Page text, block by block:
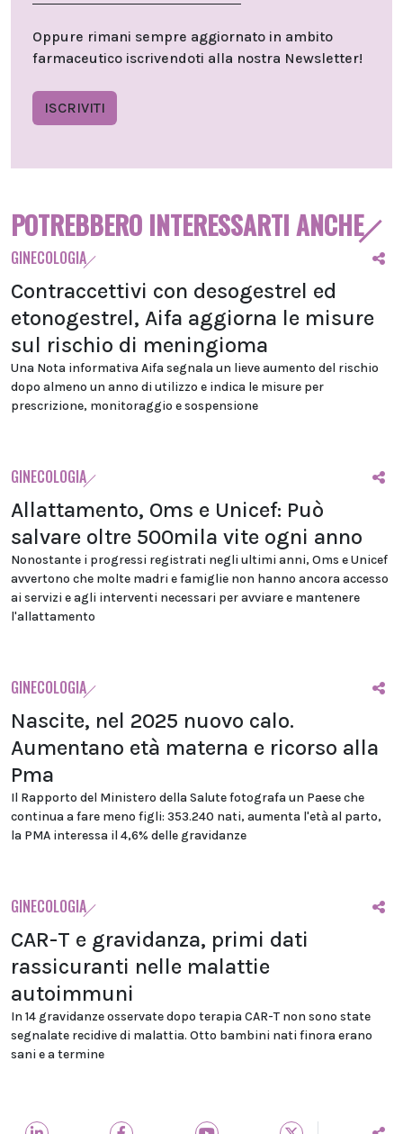
Oppure rimani sempre aggiornato in ambito
farmaceutico iscrivendoti alla nostra Newsletter!
ISCRIVITI
POTREBBERO INTERESSARTI ANCHE
GINECOLOGIA
Contraccettivi con desogestrel ed
etonogestrel, Aifa aggiorna le misure
sul rischio di meningioma
Una Nota informativa Aifa segnala un lieve aumento del rischio
dopo almeno un anno di utilizzo e indica le misure per
prescrizione, monitoraggio e sospensione
GINECOLOGIA
Allattamento, Oms e Unicef: Può
salvare oltre 500mila vite ogni anno
Nonostante i progressi registrati negli ultimi anni, Oms e Unicef
avvertono che molte madri e famiglie non hanno ancora accesso
ai servizi e agli interventi necessari per avviare e mantenere
l'allattamento
GINECOLOGIA
Nascite, nel 2025 nuovo calo.
Aumentano età materna e ricorso alla
Pma
Il Rapporto del Ministero della Salute fotografa un Paese che
continua a fare meno figli: 353.240 nati, aumenta l'età al parto,
la PMA interessa il 4,6% delle gravidanze
GINECOLOGIA
CAR-T e gravidanza, primi dati
rassicuranti nelle malattie
autoimmuni
In 14 gravidanze osservate dopo terapia CAR-T non sono state
segnalate recidive di malattia. Otto bambini nati finora erano
sani e a termine